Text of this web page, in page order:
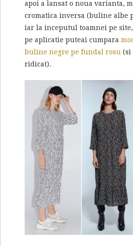
apoi a lansat o noua varianta,
cromatica inversa (buline albe
iar la inceputul toamnei pe
pe aplicatie puteai cumpara
buline negre pe fundal rosu (si
ridicat).